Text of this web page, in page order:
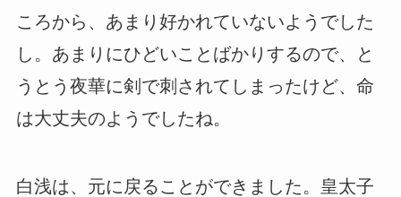
ころから、あまり好かれていないようでした
し。あまりにひどいことばかりするので、と
うとう夜華に剣で刺されてしまったけど、命
は大丈夫のようでしたね。
白浅は、元に戻ることができました。皇太子